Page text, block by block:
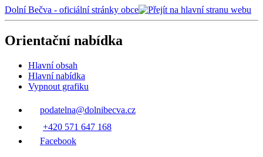
Dolní Bečva - oficiální stránky obce
Orientační nabídka
Hlavní obsah
Hlavní nabídka
Vypnout grafiku
podatelna@dolnibecva.cz
+420 571 647 168
Facebook